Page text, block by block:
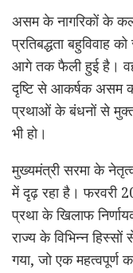
असम के नागरिकों के
प्रतिबद्धता बहुविवाह
आगे तक फैली हुई है।
दृष्टि से आकर्षक असम
प्रथाओं के बंधनों से
भी हो।
मुख्यमंत्री सरमा के
में दृढ़ रहा है। फरवरी
प्रथा के खिलाफ
राज्य के विभिन्न
गया, जो एक महत्वपूर्ण